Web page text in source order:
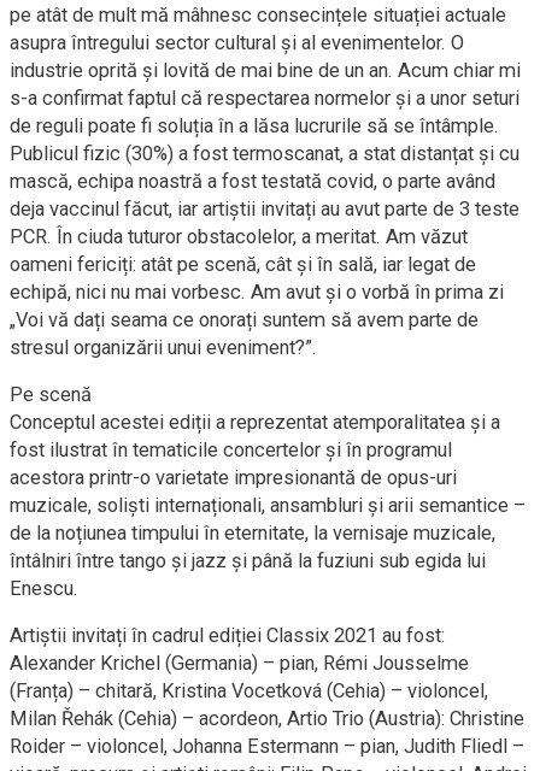
pe atât de mult mă mâhnesc consecințele situației actuale
asupra întregului sector cultural și al evenimentelor. O
industrie oprită și lovită de mai bine de un an. Acum chiar mi
s-a confirmat faptul că respectarea normelor și a unor seturi
de reguli poate fi soluția în a lăsa lucrurile să se întâmple.
Publicul fizic (30%) a fost termoscanat, a stat distanțat și cu
mască, echipa noastră a fost testată covid, o parte având
deja vaccinul făcut, iar artiștii invitați au avut parte de 3 teste
PCR. În ciuda tuturor obstacolelor, a meritat. Am văzut
oameni fericiți: atât pe scenă, cât și în sală, iar legat de
echipă, nici nu mai vorbesc. Am avut și o vorbă în prima zi
„Voi vă dați seama ce onorați suntem să avem parte de
stresul organizării unui eveniment?”.
Pe scenă
Conceptul acestei ediții a reprezentat atemporalitatea și a
fost ilustrat în tematicile concertelor și în programul
acestora printr-o varietate impresionantă de opus-uri
muzicale, soliști internaționali, ansambluri și arii semantice –
de la noțiunea timpului în eternitate, la vernisaje muzicale,
întâlniri între tango și jazz și până la fuziuni sub egida lui
Enescu.
Artiștii invitați în cadrul ediției Classix 2021 au fost:
Alexander Krichel (Germania) – pian, Rémi Jousselme
(Franța) – chitară, Kristina Vocetková (Cehia) – violoncel,
Milan Řehák (Cehia) – acordeon, Artio Trio (Austria): Christine
Roider – violoncel, Johanna Estermann – pian, Judith Fliedl –